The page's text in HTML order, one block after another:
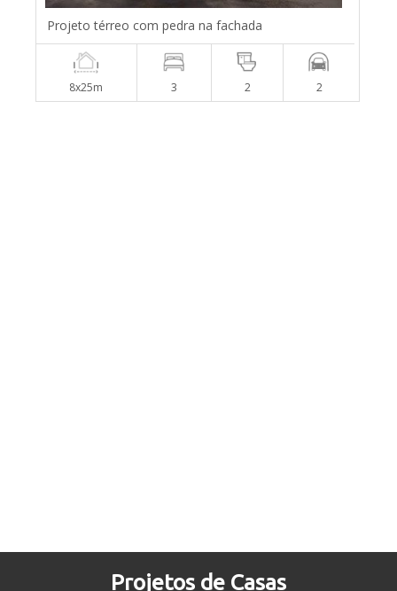
Projeto térreo com pedra na fachada
8x25m 3 2 2
Projetos de Casas